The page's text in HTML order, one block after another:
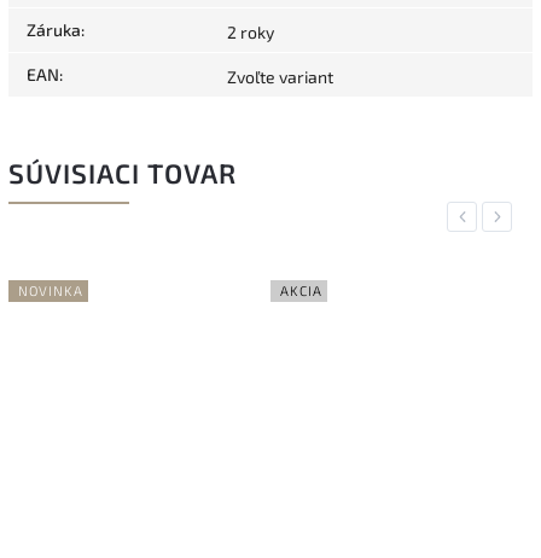
Záruka: 2 roky
EAN: Zvoľte variant
SÚVISIACI TOVAR
Previous
NOVINKA AKCIA
Next